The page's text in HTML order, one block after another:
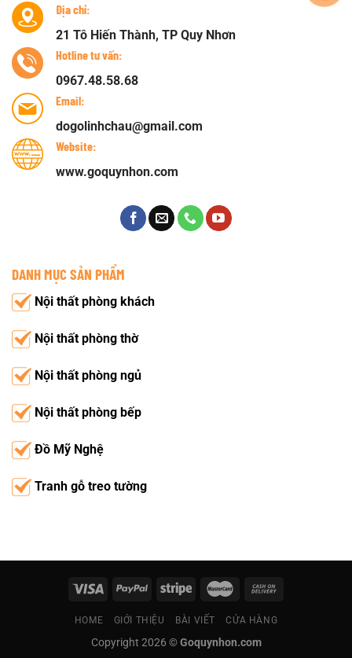
Địa chỉ:
21 Tô Hiến Thành, TP Quy Nhơn
Hotline tư vấn:
0967.48.58.68
Email:
dogolinhchau@gmail.com
Website:
www.goquynhon.com
DANH MỤC SẢN PHẨM
Nội thất phòng khách
Nội thất phòng thờ
Nội thất phòng ngủ
Nội thất phòng bếp
Đồ Mỹ Nghệ
Tranh gỗ treo tường
HOME GIỚI THIỆU BÀI VIẾT CỬA HÀNG
Copyright 2026 ©Goquynhon.com